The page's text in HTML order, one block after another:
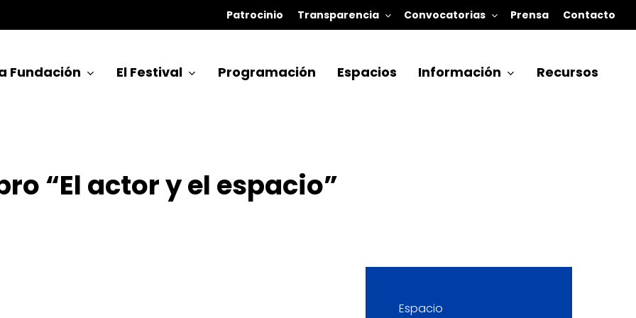
Patrocinio Transparencia Convocatorias Prensa Contacto
Fundación El Festival Programación Espacios Información Recursos
“El actor y el espacio”
Espacio